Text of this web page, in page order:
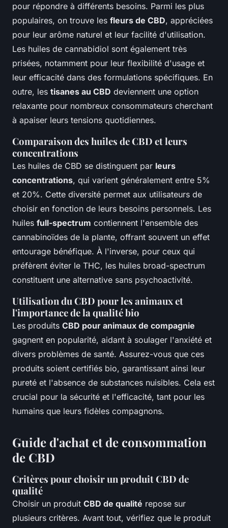
pour répondre à différents besoins. Parmi les plus
populaires, on trouve les fleurs de CBD, appréciées
pour leur arôme naturel et leur facilité d'utilisation.
Les huiles de cannabidiol sont également très
prisées, notamment pour leur flexibilité d'usage et
leur efficacité dans des formulations spécifiques. En
outre, les tisanes au CBD deviennent une option
relaxante pour nombreux consommateurs cherchant
à apaiser leurs tensions quotidiennes.
Comparaison des huiles de CBD et leurs
concentrations
Les huiles de CBD se distinguent par leurs
concentrations, qui varient généralement entre 5%
et 20%. Cette diversité permet aux utilisateurs de
choisir en fonction de leurs besoins personnels. Les
huiles full-spectrum contiennent l'ensemble des
cannabinoïdes de la plante, offrant souvent un effet
entourage bénéfique. À l'inverse, pour ceux qui
préfèrent éviter le THC, les huiles broad-spectrum
constituent une alternative sans psychoactivité.
Utilisation du CBD pour les animaux et
l'importance de la qualité bio
Les produits CBD pour animaux de compagnie
gagnent en popularité, aidant à soulager l'anxiété et
divers problèmes de santé. Assurez-vous que ces
produits soient certifiés bio, garantissant ainsi leur
pureté et l'absence de substances nuisibles. Cela est
crucial pour la sécurité et l'efficacité, tant pour les
humains que leurs fidèles compagnons.
Guide d'achat et de consommation
de CBD
Critères pour choisir un produit CBD de
qualité
Choisir un produit CBD de qualité repose sur
plusieurs critères. Avant tout, vérifiez que le produit